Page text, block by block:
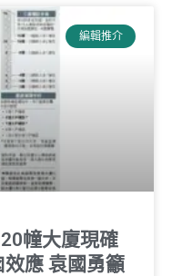
編輯推介
幢大廈現確
應 袁國勇籲